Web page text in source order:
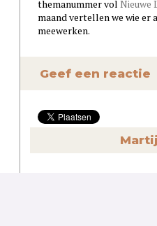
themanummer vol Nieuwe
maand vertellen we wie er
meewerken.
Geef een reactie